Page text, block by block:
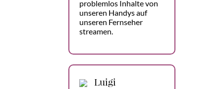
problemlos Inhalte von
unseren Handys auf
unseren Fernseher
streamen.
Luigi